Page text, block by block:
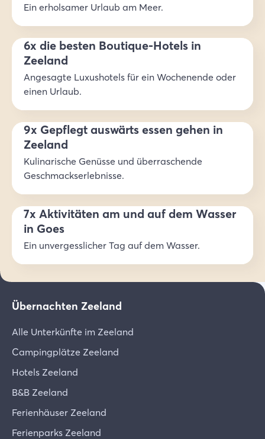
Ein erholsamer Urlaub am Meer.
6x die besten Boutique-Hotels in
Zeeland
Angesagte Luxushotels für ein Wochenende oder
einen Urlaub.
9x Gepflegt auswärts essen gehen in
Zeeland
Kulinarische Genüsse und überraschende
Geschmackserlebnisse.
7x Aktivitäten am und auf dem Wasser
in Goes
Ein unvergesslicher Tag auf dem Wasser.
Übernachten Zeeland
Alle Unterkünfte im Zeeland
Campingplätze Zeeland
Hotels Zeeland
B&B Zeeland
Ferienhäuser Zeeland
Ferienparks Zeeland